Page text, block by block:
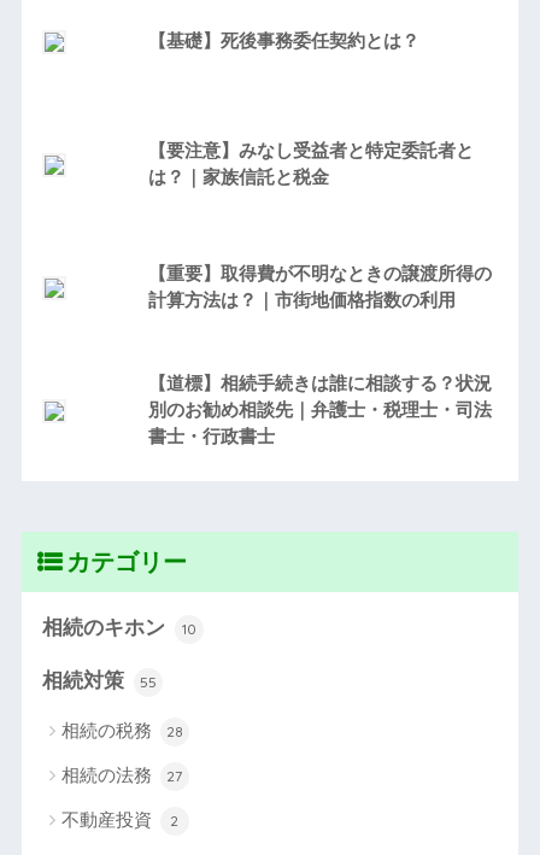
【基礎】死後事務委任契約とは？
【要注意】みなし受益者と特定委託者と
は？｜家族信託と税金
【重要】取得費が不明なときの譲渡所得の
計算方法は？｜市街地価格指数の利用
【道標】相続手続きは誰に相談する？状況
別のお勧め相談先｜弁護士・税理士・司法
書士・行政書士
カテゴリー
相続のキホン 10
相続対策 55
相続の税務 28
相続の法務 27
不動産投資 2